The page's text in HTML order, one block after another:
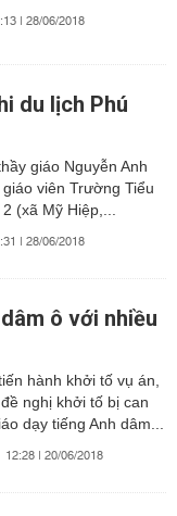
| 28/06/2018
du lịch Phú
giáo Nguyễn Anh
viên Trường Tiểu
(xã Mỹ Hiệp,...
| 28/06/2018
ô với nhiều
hành khởi tố vụ án,
nghị khởi tố bị can
dạy tiếng Anh dâm...
12:28 | 20/06/2018